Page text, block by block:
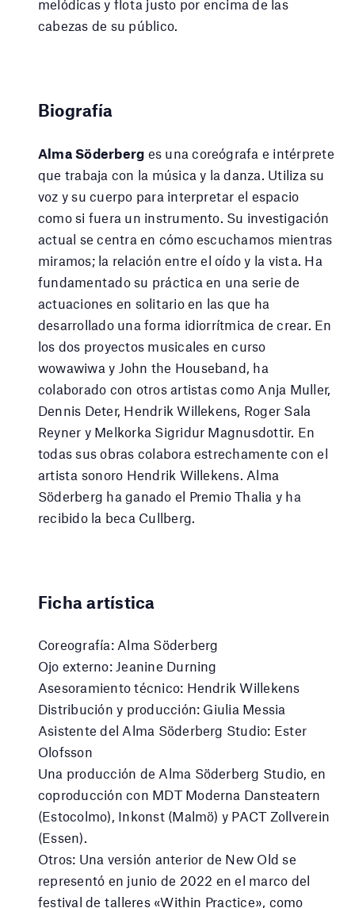
melódicas y flota justo por encima de las
cabezas de su público.
Biografía
Alma Söderberg es una coreógrafa e intérprete
que trabaja con la música y la danza. Utiliza su
voz y su cuerpo para interpretar el espacio
como si fuera un instrumento. Su investigación
actual se centra en cómo escuchamos mientras
miramos; la relación entre el oído y la vista. Ha
fundamentado su práctica en una serie de
actuaciones en solitario en las que ha
desarrollado una forma idiorrítmica de crear. En
los dos proyectos musicales en curso
wowawiwa y John the Houseband, ha
colaborado con otros artistas como Anja Muller,
Dennis Deter, Hendrik Willekens, Roger Sala
Reyner y Melkorka Sigridur Magnusdottir. En
todas sus obras colabora estrechamente con el
artista sonoro Hendrik Willekens. Alma
Söderberg ha ganado el Premio Thalia y ha
recibido la beca Cullberg.
Ficha artística
Coreografía: Alma Söderberg
Ojo externo: Jeanine Durning
Asesoramiento técnico: Hendrik Willekens
Distribución y producción: Giulia Messia
Asistente del Alma Söderberg Studio: Ester
Olofsson
Una producción de Alma Söderberg Studio, en
coproducción con MDT Moderna Dansteatern
(Estocolmo), Inkonst (Malmö) y PACT Zollverein
(Essen).
Otros: Una versión anterior de New Old se
representó en junio de 2022 en el marco del
festival de talleres «Within Practice», como